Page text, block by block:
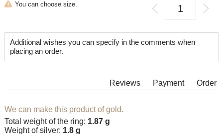
You can choose size.
Additional wishes you can specify in the comments when
placing an order.
Reviews Order
Payment
We can make this product of gold.
Total weight of the ring: 1.87 g
Weight of silver: 1.8 g